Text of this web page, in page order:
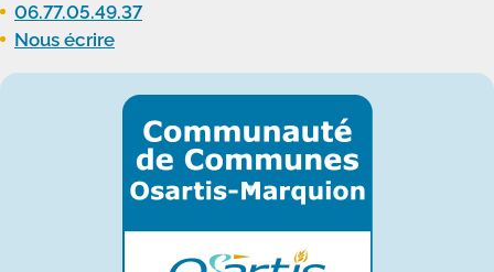
06.77.05.49.37
Nous écrire